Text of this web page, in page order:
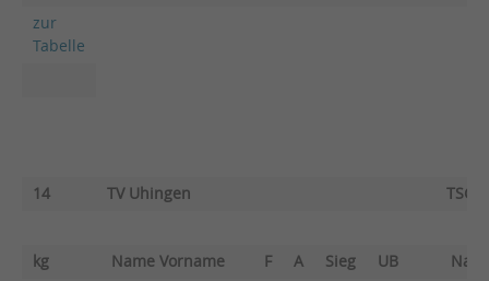
zur
Tabelle
14 TV Uhingen TSG
kg Name Vorname F A Sieg UB